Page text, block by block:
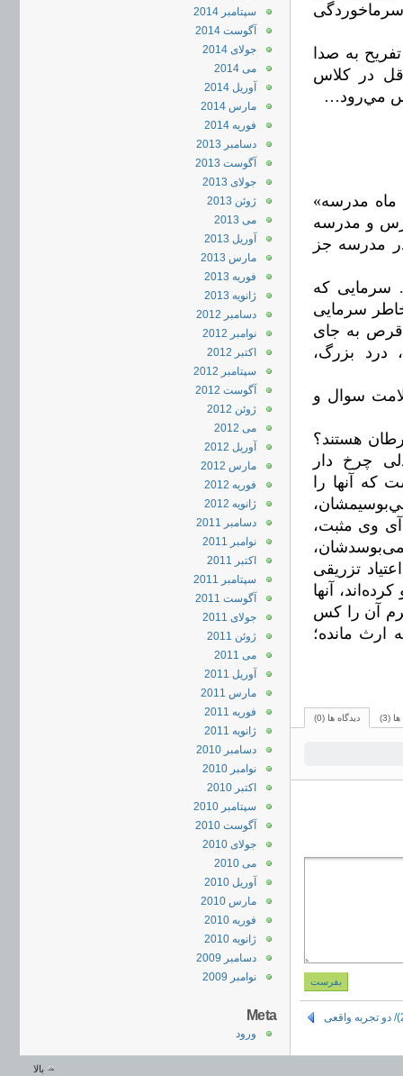
سرماخوردگی
به صدا
در کلاس
مي‌رود…
ماه مدرسه»
و مدرسه
مدرسه جز
سرمایی که
خاطر سرمایی
قرص به جای
درد بزرگ،
سوال و
هستند؟
چرخ دار
آنها را
وی مثبت،
تزریقی
آنها
آن را کس
مانده؛
دیدگاه ها (0) (3)
سپتامبر 2014
آگوست 2014
جولای 2014
می 2014
آوریل 2014
مارس 2014
فوریه 2014
دسامبر 2013
آگوست 2013
جولای 2013
ژوئن 2013
می 2013
آوریل 2013
مارس 2013
فوریه 2013
ژانویه 2013
دسامبر 2012
نوامبر 2012
اکتبر 2012
سپتامبر 2012
آگوست 2012
ژوئن 2012
می 2012
آوریل 2012
مارس 2012
فوریه 2012
ژانویه 2012
دسامبر 2011
نوامبر 2011
اکتبر 2011
سپتامبر 2011
آگوست 2011
جولای 2011
ژوئن 2011
می 2011
آوریل 2011
مارس 2011
فوریه 2011
ژانویه 2011
دسامبر 2010
نوامبر 2010
اکتبر 2010
سپتامبر 2010
آگوست 2010
جولای 2010
می 2010
آوریل 2010
مارس 2010
فوریه 2010
ژانویه 2010
دسامبر 2009
نوامبر 2009
Meta
ورود
بالا